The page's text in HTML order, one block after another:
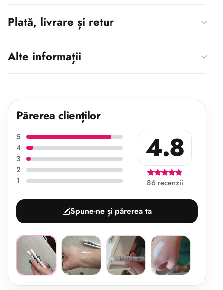
Plată, livrare și retur
Alte informații
Părerea clienților
5
4
3
2
1
4.8
86 recenzii
Spune-ne și părerea ta